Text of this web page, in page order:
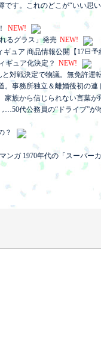
です。これのどこが“いい思
NEW!
るグラス」発売 NEW!
ュア 商品情報公開【17日予
ギュア化決定？ NEW!
対戦決定で物議。無免許運
。事務所独立＆離婚後初の
家族から信じられない言葉
代公務員の“ドライブ”が
？
ンガ 1970年代の「スーパー